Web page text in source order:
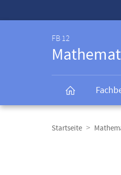
FB 12
Navigation
Startseite